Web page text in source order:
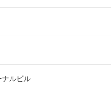
ナルビル